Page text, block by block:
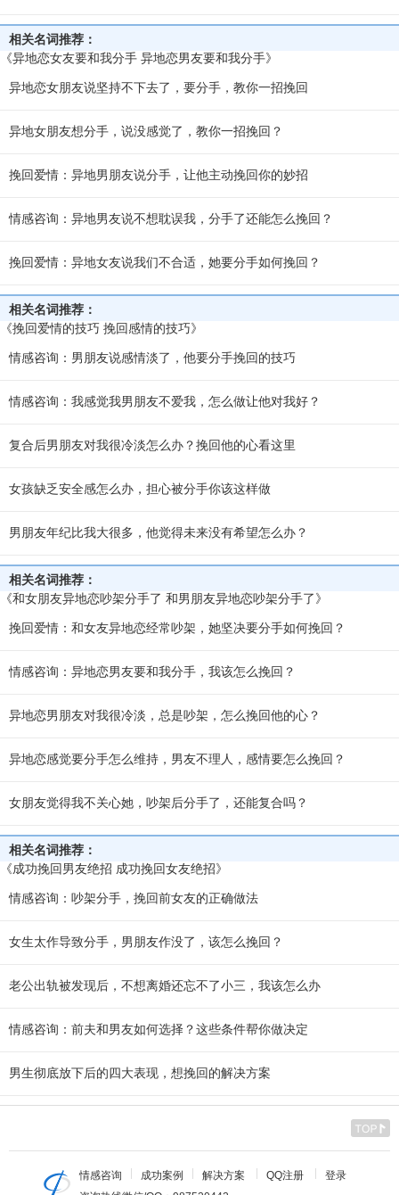
相关名词推荐：
《异地恋女友要和我分手 异地恋男友要和我分手》
异地恋女朋友说坚持不下去了，要分手，教你一招挽回
异地女朋友想分手，说没感觉了，教你一招挽回？
挽回爱情：异地男朋友说分手，让他主动挽回你的妙招
情感咨询：异地男友说不想耽误我，分手了还能怎么挽回？
挽回爱情：异地女友说我们不合适，她要分手如何挽回？
相关名词推荐：
《挽回爱情的技巧 挽回感情的技巧》
情感咨询：男朋友说感情淡了，他要分手挽回的技巧
情感咨询：我感觉我男朋友不爱我，怎么做让他对我好？
复合后男朋友对我很冷淡怎么办？挽回他的心看这里
女孩缺乏安全感怎么办，担心被分手你该这样做
男朋友年纪比我大很多，他觉得未来没有希望怎么办？
相关名词推荐：
《和女朋友异地恋吵架分手了 和男朋友异地恋吵架分手了》
挽回爱情：和女友异地恋经常吵架，她坚决要分手如何挽回？
情感咨询：异地恋男友要和我分手，我该怎么挽回？
异地恋男朋友对我很冷淡，总是吵架，怎么挽回他的心？
异地恋感觉要分手怎么维持，男友不理人，感情要怎么挽回？
女朋友觉得我不关心她，吵架后分手了，还能复合吗？
相关名词推荐：
《成功挽回男友绝招 成功挽回女友绝招》
情感咨询：吵架分手，挽回前女友的正确做法
女生太作导致分手，男朋友作没了，该怎么挽回？
老公出轨被发现后，不想离婚还忘不了小三，我该怎么办
情感咨询：前夫和男友如何选择？这些条件帮你做决定
男生彻底放下后的四大表现，想挽回的解决方案
情感咨询 成功案例 解决方案 QQ注册
登录